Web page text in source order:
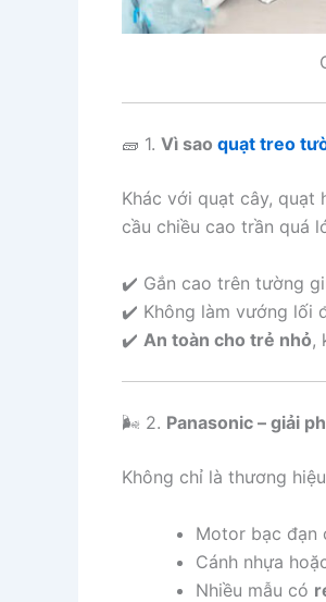
🧱 1. Vì sao quạt treo
Khác với quạt cây, quạt
cầu chiều cao trần quá
✔️ Gắn cao trên tường
✔️ Không làm vướng lối
✔️ An toàn cho trẻ nhỏ,
🌬️ 2. Panasonic – giải
Không chỉ là thương
Motor bạc đạn
Cánh nhựa
Nhiều mẫu có